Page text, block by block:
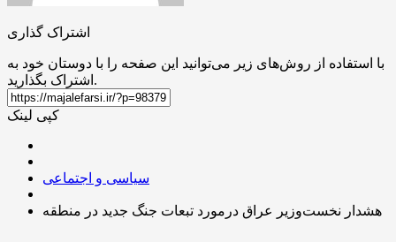
اشتراک گذاری
با استفاده از روش‌های زیر می‌توانید این صفحه را با دوستان خود به
اشتراک بگذارید.
کپی لینک
سیاسی و اجتماعی
هشدار نخست‌وزیر عراق درمورد تبعات جنگ جدید در منطقه